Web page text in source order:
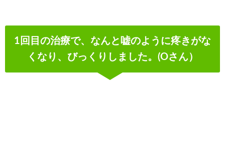
1回目の治療で、なんと嘘のように疼きがな
くなり、びっくりしました。(Oさん）